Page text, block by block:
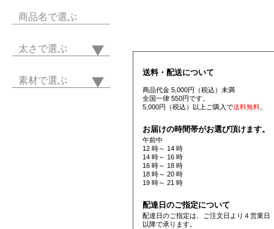
商品名で選ぶ
太さで選ぶ
素材で選ぶ
送料・配送について
商品代金 5,000円（税込）未満
全国一律 550円です。
5,000円（税込）以上ご購入で送料無料。
お届けの時間帯がお選び頂けます。
午前中
12 時～ 14 時
14 時～ 16 時
16 時～ 18 時
18 時～ 20 時
19 時～ 21 時
配達日のご指定について
配達日のご指定は、ご注文日より４営業日
以降で承ります。